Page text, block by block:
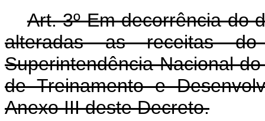
Art. 3º Em decorrência do
alteradas as receitas
Superintendência Nacional
de Treinamento e
Anexo III deste Decreto.